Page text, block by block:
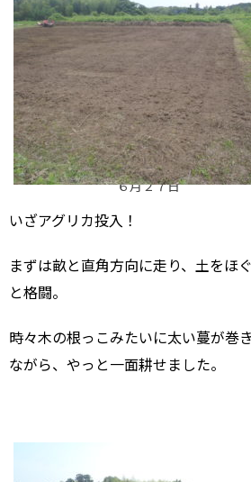
６月２７日
いざアグリカ投入！
まずは畝と直角方向に走り、土をほ
と格闘。
時々木の根っこみたいに太い蔓が巻
ながら、やっと一面耕せました。